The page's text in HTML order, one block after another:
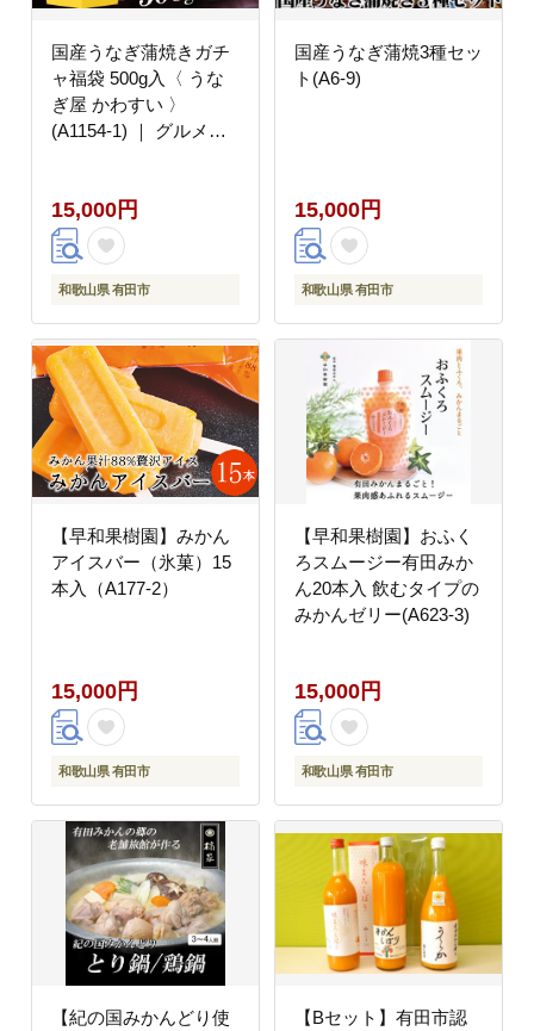
国産うなぎ蒲焼きガチ
ャ福袋 500g入〈 うな
ぎ屋 かわすい 〉
(A1154-1) ｜ グルメ大
ギフト 贈り物 お歳暮
御歳暮 丑の日 お中元
特産品 和歌山県 有田市
15,000円
和歌山県 有田市
国産うなぎ蒲焼3種セッ
ト(A6-9)
15,000円
和歌山県 有田市
【早和果樹園】みかん
アイスバー（氷菓）15
本入（A177-2）
15,000円
和歌山県 有田市
【早和果樹園】おふく
ろスムージー有田みか
ん20本入 飲むタイプの
みかんゼリー(A623-3)
15,000円
和歌山県 有田市
【紀の国みかんどり使
【Bセット】有田市認